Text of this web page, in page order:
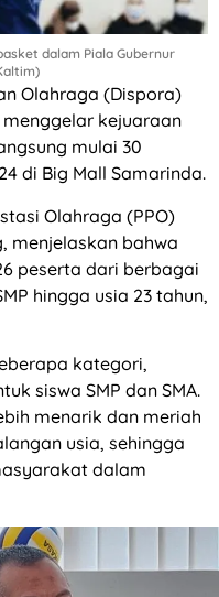
dalam Piala Gubernur
Olahraga (Dispora)
kejuaraan
mulai 30
di Big Mall Samarinda.
Olahraga (PPO)
menjelaskan bahwa
peserta dari berbagai
hingga usia 23 tahun,
kategori,
siswa SMP dan SMA.
menarik dan meriah
usia, sehingga
dalam